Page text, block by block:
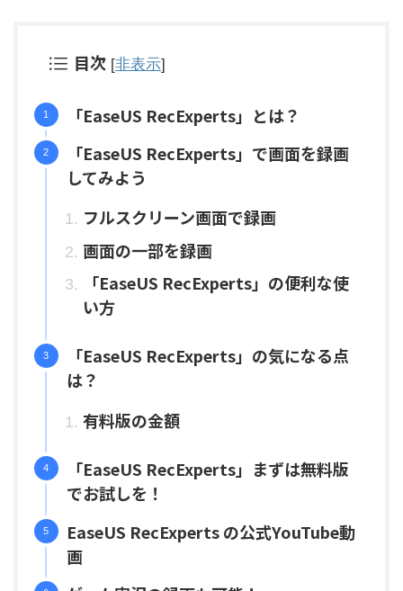
目次 [非表示]
「EaseUS RecExperts」とは？
「EaseUS RecExperts」で画面を録画
してみよう
フルスクリーン画面で録画
画面の一部を録画
「EaseUS RecExperts」の便利な使
い方
「EaseUS RecExperts」の気になる点
は？
有料版の金額
「EaseUS RecExperts」まずは無料版
でお試しを！
EaseUS RecExperts の公式YouTube動
画